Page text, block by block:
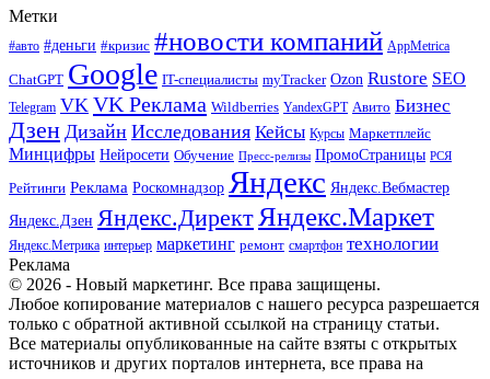
Метки
#авто #деньги #кризис #новости компаний AppMetrica
ChatGPT Google IT-специалисты myTracker Ozon Rustore SEO
Telegram VK VK Реклама Wildberries YandexGPT Авито Бизнес
Дзен Дизайн Исследования Кейсы Курсы Маркетплейс
Минцифры Нейросети Обучение Пресс-релизы ПромоСтраницы РСЯ
Рейтинги Реклама Роскомнадзор Яндекс Яндекс.Вебмастер
Яндекс.Дзен Яндекс.ДиректЯндекс.Маркет
Яндекс.Метрика интерьер маркетинг ремонт смартфон технологии
Реклама
© 2026 - Новый маркетинг. Все права защищены.
Любое копирование материалов с нашего ресурса разрешается
только с обратной активной ссылкой на страницу статьи.
Все материалы опубликованные на сайте взяты с открытых
источников и других порталов интернета, все права на